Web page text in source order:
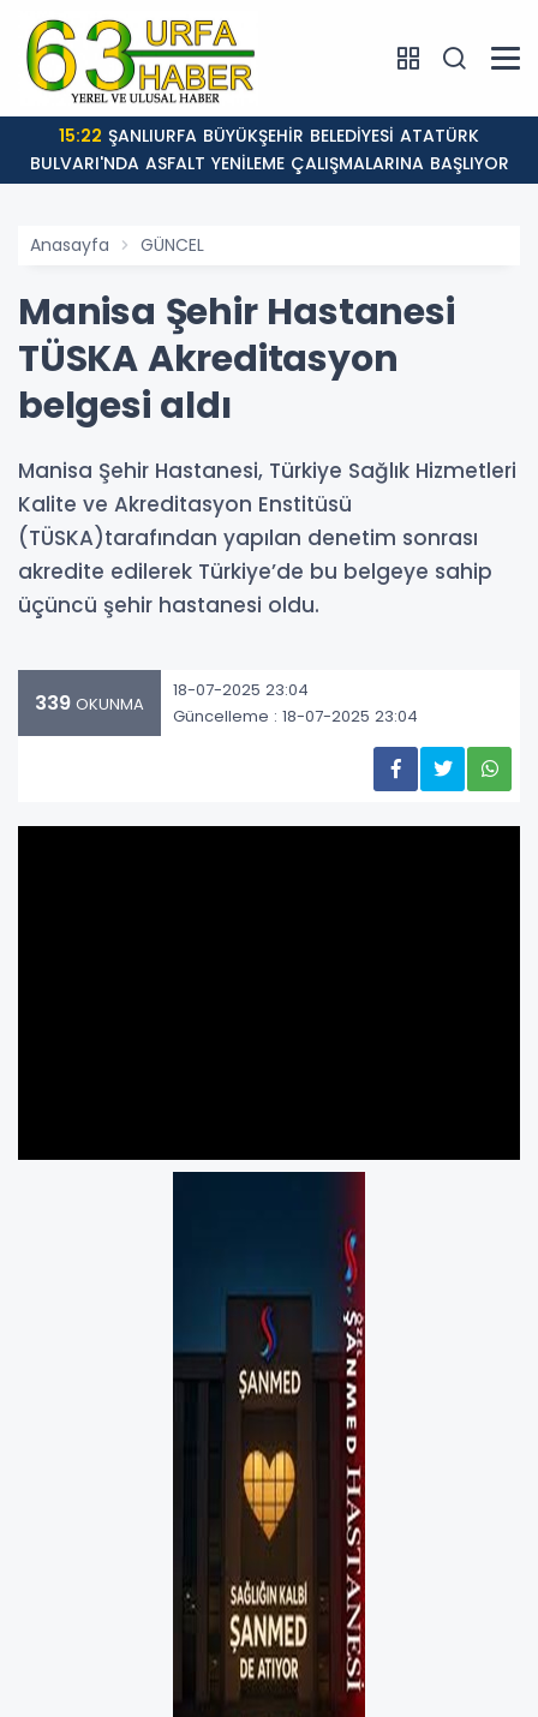
BAŞLIYOR
12:46 Eyyübiye Belediyesi’nin Gençlere
Anasayfa GÜNCEL
Manisa Şehir Hastanesi
TÜSKA Akreditasyon
belgesi aldı
Manisa Şehir Hastanesi, Türkiye Sağlık Hizmetleri
Kalite ve Akreditasyon Enstitüsü
(TÜSKA)tarafından yapılan denetim sonrası
akredite edilerek Türkiye’de bu belgeye sahip
üçüncü şehir hastanesi oldu.
339 OKUNMA
18-07-2025 23:04
Güncelleme : 18-07-2025 23:04